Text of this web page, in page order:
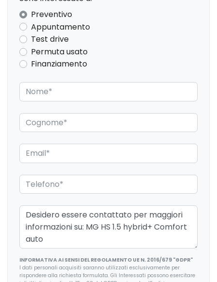
Apple Car Play e Android Auto
Assistente al parcheggio
Assistente alla guida nel traffico
Blind spot assistenza rilevamento angolo cieco
Bluetooth®
Cerchi in lega
Chiavi e telecomandi
Climatizzatore Automatico
Controllo della trazione
Controllo vocale
ESP / Electronic Stability Program
Fari a led
Preventivo
Appuntamento
Test drive
Permuta usato
Finanziamento
INFORMATIVA AI SENSI DEL REGOLAMENTO UE N. 2016/679 "GDPR"
I dati personali acquisiti saranno utilizzati esclusivamente per
rispondere alla richiesta formulata. Gli Interessati possono esercitare